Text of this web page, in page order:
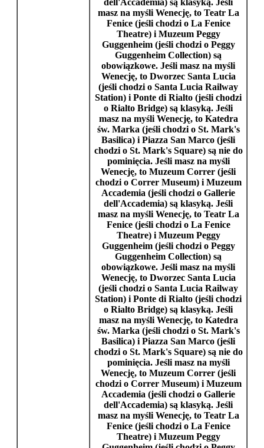
dell'Accademia) są klasyką. Jeśli
masz na myśli Wenecję, to Teatr La
Fenice(jeśli chodzi o La Fenice
Theatre) i Muzeum Peggy
Guggenheim(jeśli chodzi o Peggy
Guggenheim Collection) są
obowiązkowe. Jeśli masz na myśli
Wenecję, to Dworzec Santa Lucia
(jeśli chodzi o Santa Lucia Railway
Station) i Ponte di Rialto (jeśli chodzi
o Rialto Bridge) są klasyką. Jeśli
masz na myśli Wenecję, to Katedra
św. Marka (jeśli chodzi o St. Mark's
Basilica) i Piazza San Marco (jeśli
chodzi o St. Mark's Square) są nie do
pominięcia. Jeśli masz na myśli
Wenecję, to Muzeum Correr (jeśli
chodzi o Correr Museum) i Muzeum
Accademia (jeśli chodzi o Gallerie
dell'Accademia) są klasyką. Jeśli
masz na myśli Wenecję, to Teatr La
Fenice(jeśli chodzi o La Fenice
Theatre) i Muzeum Peggy
Guggenheim(jeśli chodzi o Peggy
Guggenheim Collection) są
obowiązkowe. Jeśli masz na myśli
Wenecję, to Dworzec Santa Lucia
(jeśli chodzi o Santa Lucia Railway
Station) i Ponte di Rialto (jeśli chodzi
o Rialto Bridge) są klasyką. Jeśli
masz na myśli Wenecję, to Katedra
św. Marka (jeśli chodzi o St. Mark's
Basilica) i Piazza San Marco (jeśli
chodzi o St. Mark's Square) są nie do
pominięcia. Jeśli masz na myśli
Wenecję, to Muzeum Correr (jeśli
chodzi o Correr Museum) i Muzeum
Accademia (jeśli chodzi o Gallerie
dell'Accademia) są klasyką. Jeśli
masz na myśli Wenecję, to Teatr La
Fenice(jeśli chodzi o La Fenice
Theatre) i Muzeum Peggy